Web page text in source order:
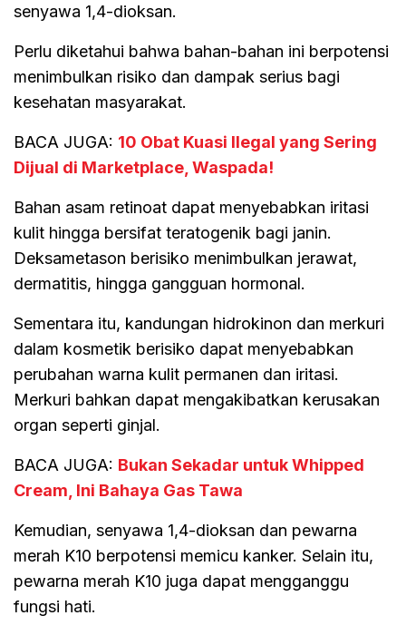
senyawa 1,4-dioksan.
Perlu diketahui bahwa bahan-bahan ini berpotensi
menimbulkan risiko dan dampak serius bagi
kesehatan masyarakat.
BACA JUGA: 10 Obat Kuasi Ilegal yang Sering
Dijual di Marketplace, Waspada!
Bahan asam retinoat dapat menyebabkan iritasi
kulit hingga bersifat teratogenik bagi janin.
Deksametason berisiko menimbulkan jerawat,
dermatitis, hingga gangguan hormonal.
Sementara itu, kandungan hidrokinon dan merkuri
dalam kosmetik berisiko dapat menyebabkan
perubahan warna kulit permanen dan iritasi.
Merkuri bahkan dapat mengakibatkan kerusakan
organ seperti ginjal.
BACA JUGA: Bukan Sekadar untuk Whipped
Cream, Ini Bahaya Gas Tawa
Kemudian, senyawa 1,4-dioksan dan pewarna
merah K10 berpotensi memicu kanker. Selain itu,
pewarna merah K10 juga dapat mengganggu
fungsi hati.